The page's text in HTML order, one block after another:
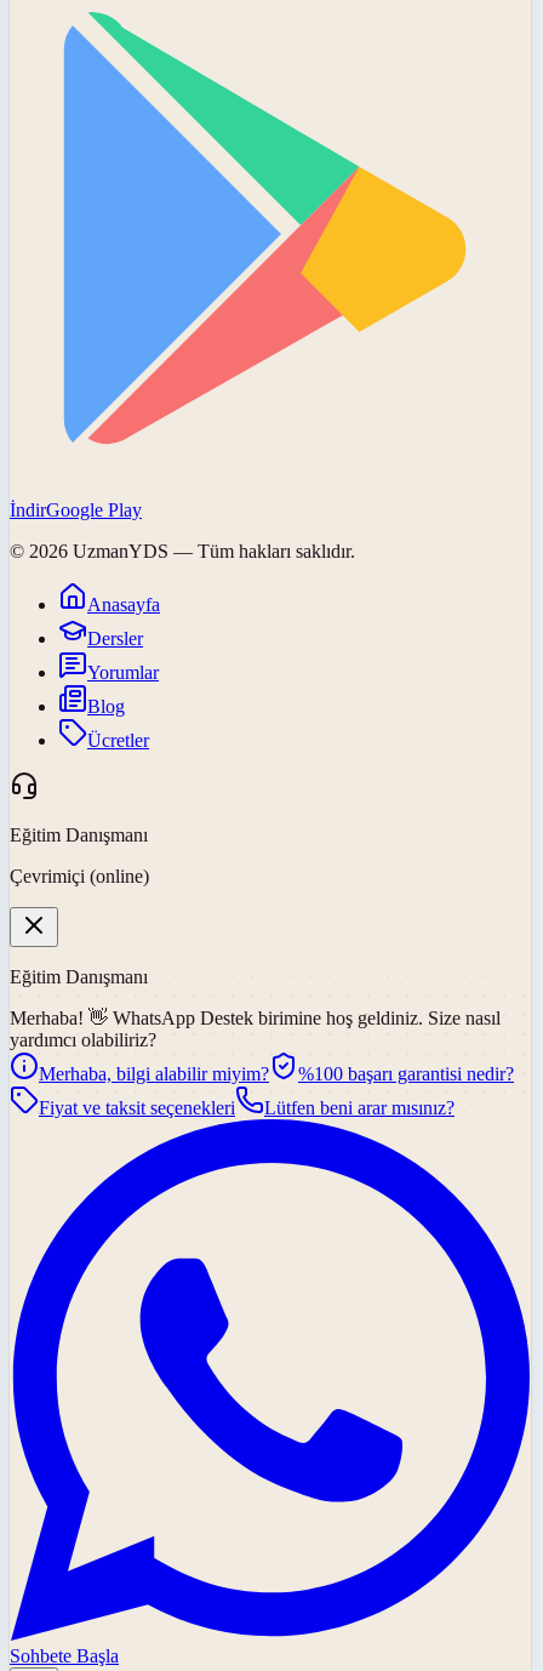
İndirGoogle Play
© 2026 UzmanYDS — Tüm hakları saklıdır.
Anasayfa
Dersler
Yorumlar
Blog
Ücretler
Eğitim Danışmanı
Çevrimiçi (online)
Eğitim Danışmanı
Merhaba! 👋 WhatsApp Destek birimine hoş geldiniz. Size nasıl
yardımcı olabiliriz?
Merhaba, bilgi alabilir miyim?
%100 başarı garantisi nedir?
Fiyat ve taksit seçenekleri
Lütfen beni arar mısınız?
Sohbete Başla